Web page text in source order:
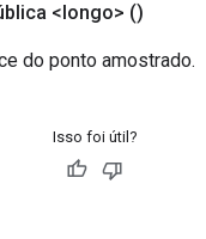
<longo> ()
do ponto amostrado.
Isso foi útil?